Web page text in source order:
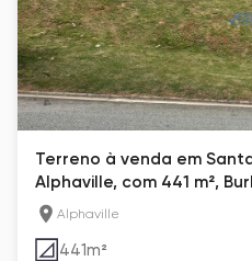
Terreno à venda em
Alphaville, com 441 m²,
Alphaville
441m²